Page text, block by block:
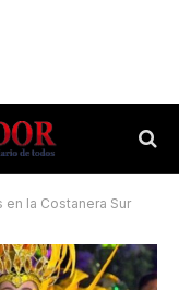
en la Costanera Sur